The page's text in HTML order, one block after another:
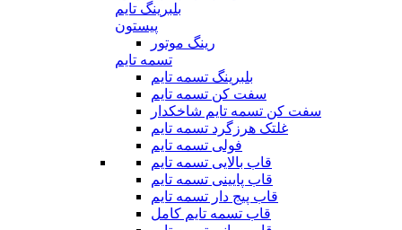
بلبرینگ تایم
پیستون
رینگ موتور
تسمه تایم
بلبرینگ تسمه تایم
سفت کن تسمه تایم
سفت کن تسمه تایم شاخکدار
غلتک هرزگرد تسمه تایم
فولی تسمه تایم
قاب بالایی تسمه تایم
قاب پایینی تسمه تایم
قاب پیج دار تسمه تایم
قاب تسمه تایم کامل